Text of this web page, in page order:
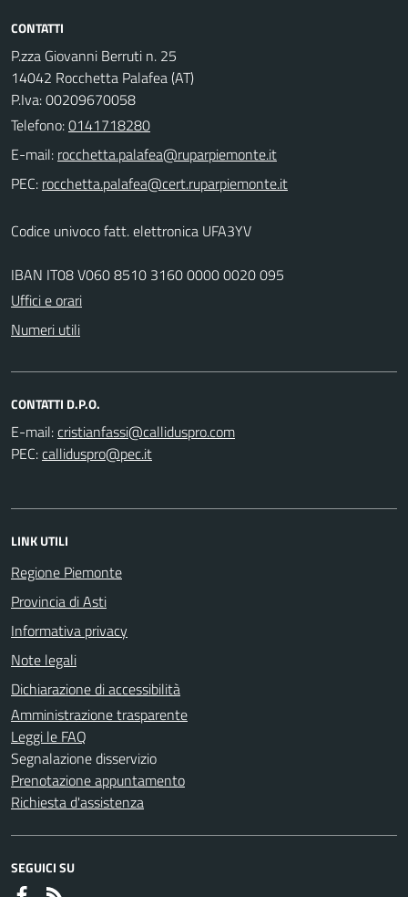
CONTATTI
P.zza Giovanni Berruti n. 25
14042 Rocchetta Palafea (AT)
P.Iva: 00209670058
Telefono:0141718280
E-mail:
PEC:
Codice univoco fatt. elettronica UFA3YV
IBAN IT08 V060 8510 3160 0000 0020 095
Uffici e orari
Numeri utili
CONTATTI D.P.O.
E-mail:
PEC:
LINK UTILI
Regione Piemonte
Provincia di Asti
Informativa privacy
Note legali
Dichiarazione di accessibilità
Amministrazione trasparente
Leggi le FAQ
Segnalazione disservizio
Prenotazione appuntamento
Richiesta d'assistenza
SEGUICI SU